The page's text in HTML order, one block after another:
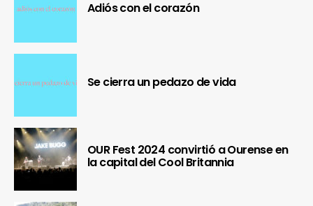
Adiós con el corazón
Se cierra un pedazo de vida
OUR Fest 2024 convirtió a Ourense en
la capital del Cool Britannia